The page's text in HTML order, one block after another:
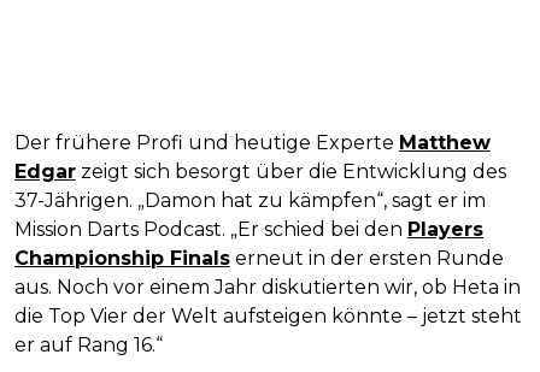
Der frühere Profi und heutige Experte Matthew
Edgar zeigt sich besorgt über die Entwicklung des
37-Jährigen. „Damon hat zu kämpfen“, sagt er im
Mission Darts Podcast. „Er schied bei den Players
Championship Finals erneut in der ersten Runde
aus. Noch vor einem Jahr diskutierten wir, ob Heta in
die Top Vier der Welt aufsteigen könnte – jetzt steht
er auf Rang 16.“